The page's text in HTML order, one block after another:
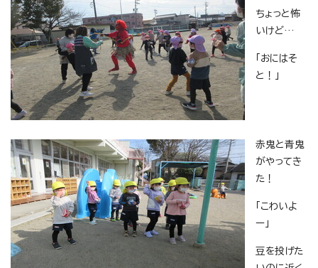
ちょっと怖
いけど…
「おにはそ
と！」
赤鬼と青鬼
がやってき
た！
「こわいよ
ー」
豆を投げた